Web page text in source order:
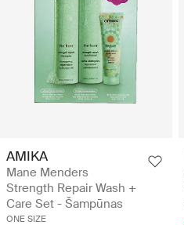
AMIKA
Mane Menders
Strength Repair Wash +
Care Set - Šampūnas
ONE SIZE